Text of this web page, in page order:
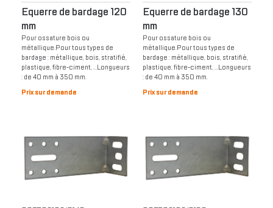
Equerre de bardage 120
mm
Pour ossature bois ou
métallique.Pour tous types de
bardage : métallique, bois, stratifié,
plastique, fibre-ciment, …Longueurs
: de 40 mm à 350 mm.
Prix sur demande
Equerre de bardage 130
mm
Pour ossature bois ou
métallique.Pour tous types de
bardage : métallique, bois, stratifié,
plastique, fibre-ciment, …Longueurs
: de 40 mm à 350 mm.
Prix sur demande